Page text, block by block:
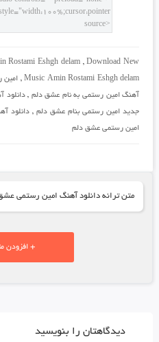
Rostami Eshgh delam,Download New
Music Amin Rostami Eshgh delam
, امین
آهنگ امین رستمی به نام عشق دلم ,
جدید امین رستمی بنام عشق دلم ,دانلود
امین رستمی عشق دلم
متن ترانه دانلود آهنگ امین رستمی
+ افزودن
دیدگاهتان را بنویسید